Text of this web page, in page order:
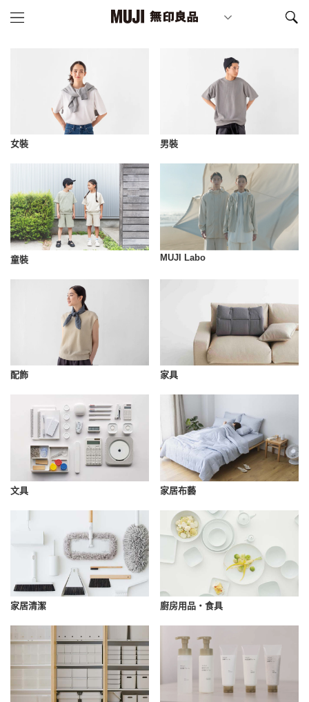
女裝 男裝
童裝 MUJI Labo
配飾 家具
文具 家居布藝
家居清潔 廚房用品・食具